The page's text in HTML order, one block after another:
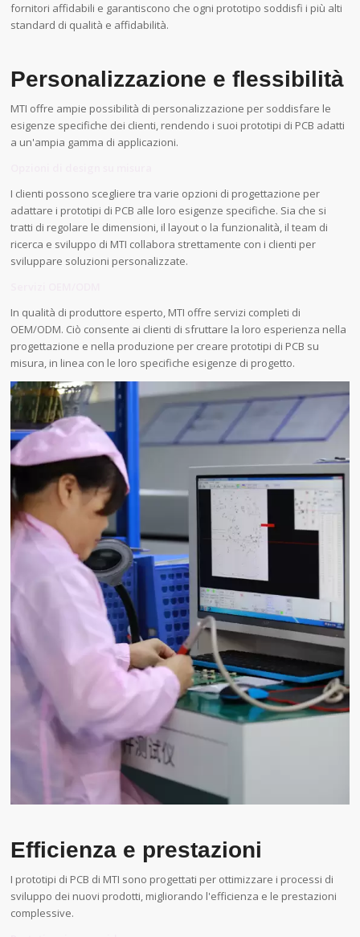
fornitori affidabili e garantiscono che ogni prototipo soddisfi i più alti
standard di qualità e affidabilità.
Personalizzazione e flessibilità
MTI offre ampie possibilità di personalizzazione per soddisfare le
esigenze specifiche dei clienti, rendendo i suoi prototipi di PCB adatti
a un'ampia gamma di applicazioni.
I clienti possono scegliere tra varie opzioni di progettazione per
adattare i prototipi di PCB alle loro esigenze specifiche. Sia che si
tratti di regolare le dimensioni, il layout o la funzionalità, il team di
ricerca e sviluppo di MTI collabora strettamente con i clienti per
sviluppare soluzioni personalizzate.
In qualità di produttore esperto, MTI offre servizi completi di
OEM/ODM. Ciò consente ai clienti di sfruttare la loro esperienza nella
progettazione e nella produzione per creare prototipi di PCB su
misura, in linea con le loro specifiche esigenze di progetto.
Efficienza e prestazioni
I prototipi di PCB di MTI sono progettati per ottimizzare i processi di
sviluppo dei nuovi prodotti, migliorando l'efficienza e le prestazioni
complessive.